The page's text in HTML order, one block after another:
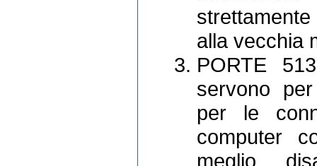
alla vecchia
PORTE
servono
per le
computer
meglio